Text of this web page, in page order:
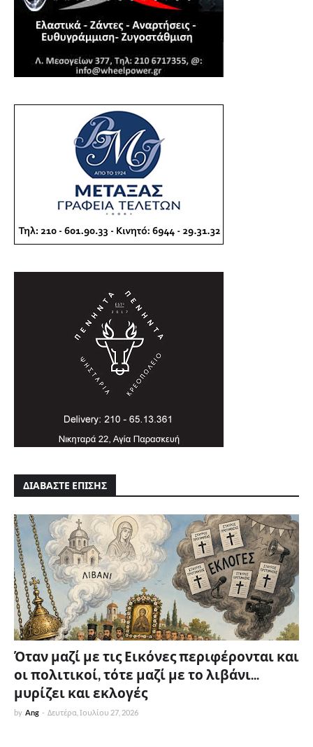
ΔΙΑΒΑΣΤΕ ΕΠΙΣΗΣ
Όταν μαζί με τις Εικόνες περιφέρονται και
οι πολιτικοί, τότε μαζί με το λιβάνι...
μυρίζει και εκλογές
by Ang - Δευτέρα, Ιουλίου 27, 2026